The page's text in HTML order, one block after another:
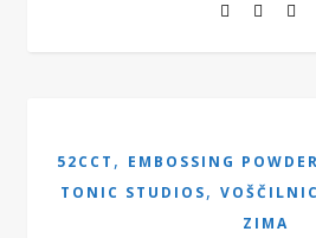
52CCT , EMBOSSING POWDER
TONIC STUDIOS,
ZIMA